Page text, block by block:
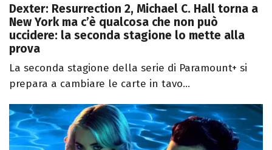
Dexter: Resurrection 2, Michael C. Hall torna a
New York ma c’è qualcosa che non può
uccidere: la seconda stagione lo mette alla
prova
La seconda stagione della serie di Paramount+ si
prepara a cambiare le carte in tavo...